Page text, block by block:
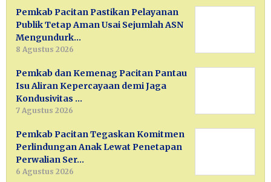
Pemkab Pacitan Pastikan Pelayanan
Publik Tetap Aman Usai Sejumlah ASN
Mengundurk…
8 Agustus 2026
Pemkab dan Kemenag Pacitan Pantau
Isu Aliran Kepercayaan demi Jaga
Kondusivitas …
7 Agustus 2026
Pemkab Pacitan Tegaskan Komitmen
Perlindungan Anak Lewat Penetapan
Perwalian Ser…
6 Agustus 2026